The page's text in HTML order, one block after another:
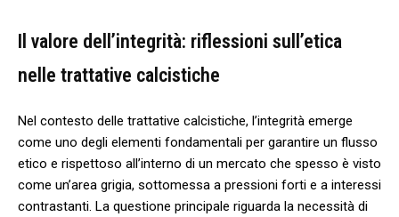
Il valore dell’integrità: riflessioni sull’etica⁣
nelle trattative calcistiche
Nel contesto delle trattative calcistiche, l’integrità emerge
come uno⁣ degli ⁢elementi fondamentali per garantire‌ un flusso
etico e⁢ rispettoso all’interno di un mercato che spesso è visto
come un’area grigia, sottomessa a pressioni forti e a interessi
contrastanti. La questione principale riguarda la necessità ⁢di